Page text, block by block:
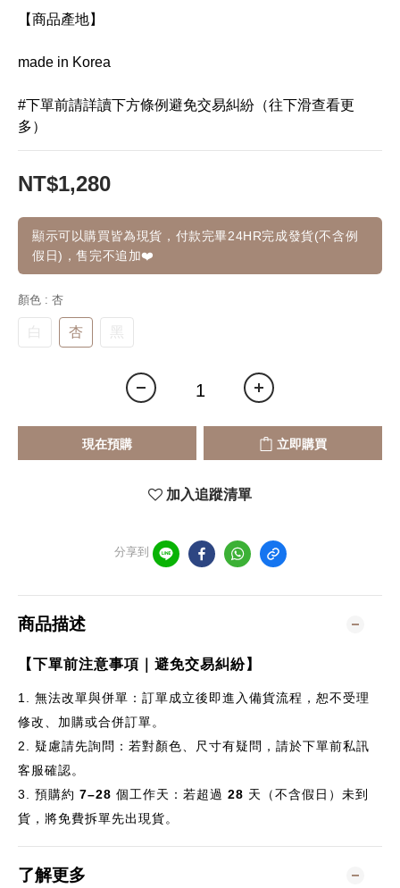
【商品產地】
made in Korea
#下單前請詳讀下方條例避免交易糾紛（往下滑查看更
多）
NT$1,280
顯示可以購買皆為現貨，付款完畢24HR完成發貨(不含例
假日)，售完不追加❤️
顏色 : 杏
白 杏 黑
現在預購 立即購買
加入追蹤清單
分享到
商品描述
【下單前注意事項｜避免交易糾紛】
1.
無法改單與併單：訂單成立後即進入備貨流程，恕不受理
修改、加購或合併訂單。
2.
疑慮請先詢問：若對顏色、尺寸有疑問，請於下單前私訊
客服確認。
3.
預購約 7–28 個工作天：若超過 28 天（不含假日）未到
貨，將免費拆單先出現貨。
了解更多